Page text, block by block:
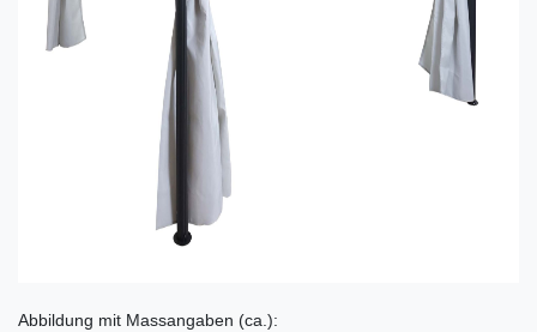
Abbildung mit Massangaben (ca.):